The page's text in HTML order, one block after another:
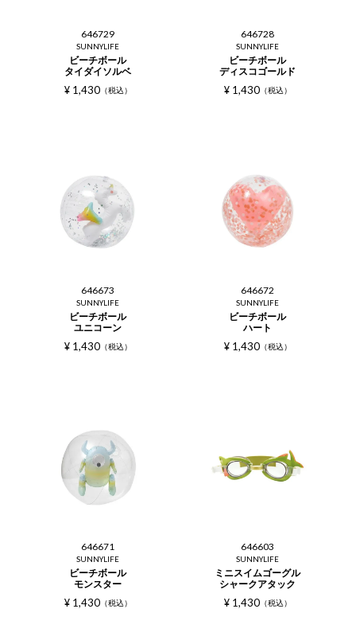
646729
SUNNYLIFE
ビーチボール
タイダイソルベ
¥ 1,430 税込
646728
SUNNYLIFE
ビーチボール
ディスコゴールド
¥ 1,430 税込
646673
SUNNYLIFE
ビーチボール
ユニコーン
¥ 1,430 税込
646672
SUNNYLIFE
ビーチボール
ハート
¥ 1,430 税込
646671
SUNNYLIFE
ビーチボール
モンスター
¥ 1,430 税込
646603
SUNNYLIFE
ミニスイムゴーグル
シャークアタック
¥ 1,430 税込